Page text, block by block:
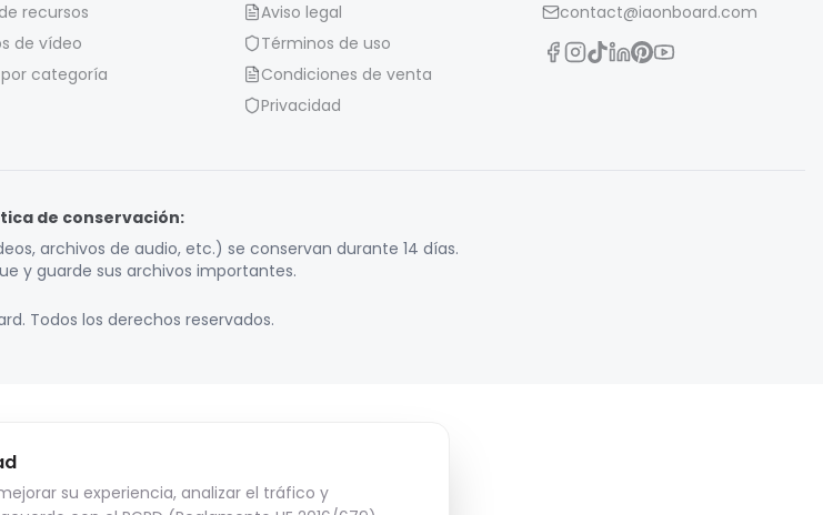
su experiencia, analizar el tráfico y
recursos
de vídeo
categoría
Aviso legal
Términos de uso
Condiciones de venta
Privacidad
contact@iaonboard.com
de conservación:
archivos de audio, etc.) se conservan durante 14 días.
y guarde sus archivos importantes.
Todos los derechos reservados.